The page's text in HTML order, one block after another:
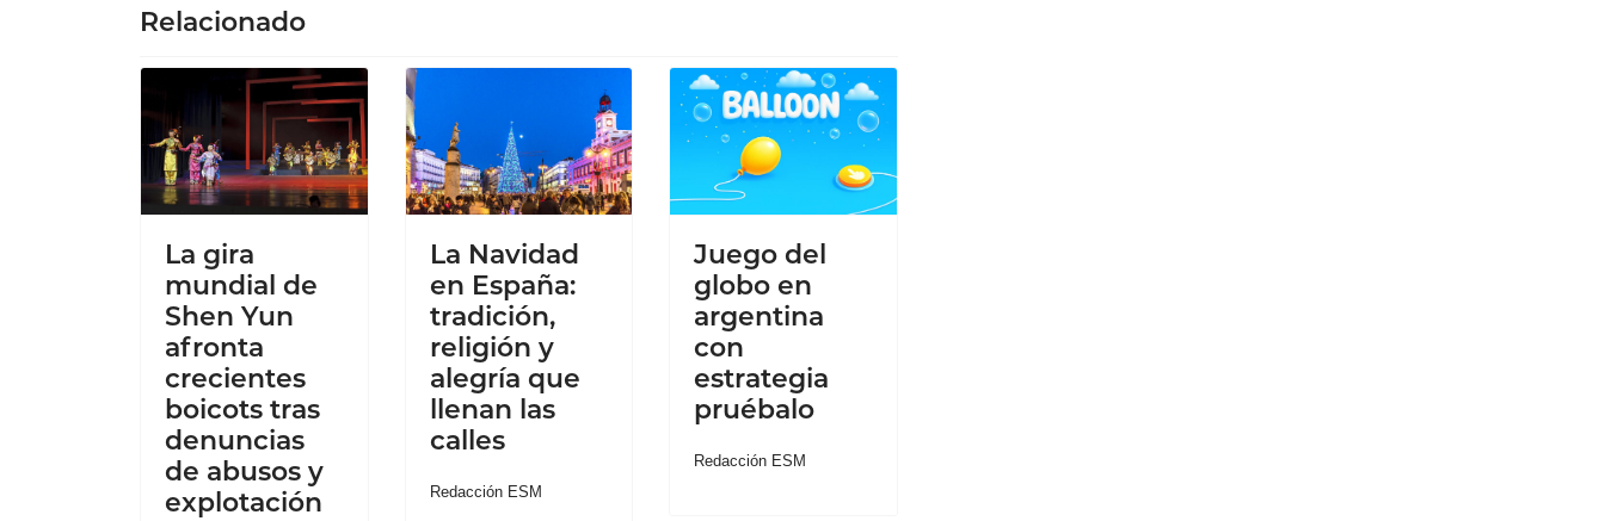
Relacionado
La gira
mundial de
Shen Yun
afronta
crecientes
boicots tras
denuncias
de abusos y
explotación
La Navidad
en España:
tradición,
religión y
alegría que
llenan las
calles
Redacción ESM
Juego del
globo en
argentina
con
estrategia
pruébalo
Redacción ESM